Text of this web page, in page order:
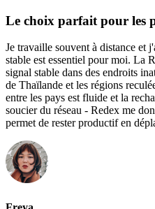
Le choix parfait pour les
Je travaille souvent à distance et
stable est essentiel pour moi. La
signal stable dans des endroits
de Thaïlande et les régions
entre les pays est fluide et la
soucier du réseau - Redex me
permet de rester productif en